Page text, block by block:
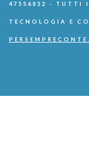
47556852 - TUTTI
TECNOLOGIA E